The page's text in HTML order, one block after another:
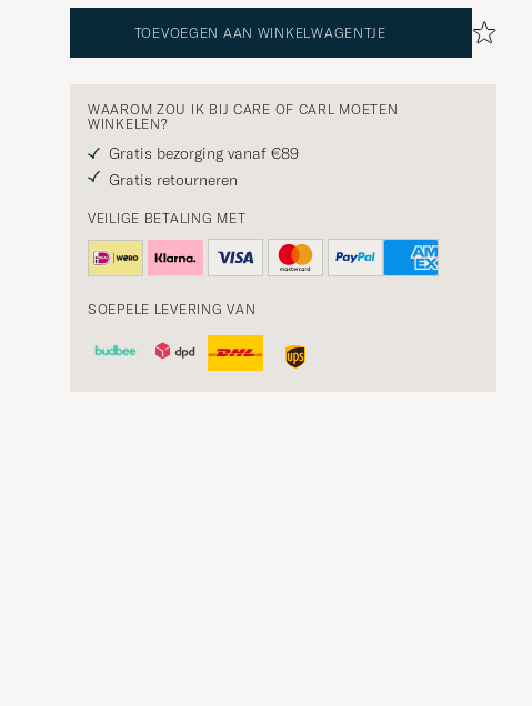
TOEVOEGEN AAN WINKELWAGENTJE
WAAROM ZOU IK BIJ CARE OF CARL MOETEN
WINKELEN?
Gratis bezorging vanaf €89
Gratis retourneren
VEILIGE BETALING MET
SOEPELE LEVERING VAN